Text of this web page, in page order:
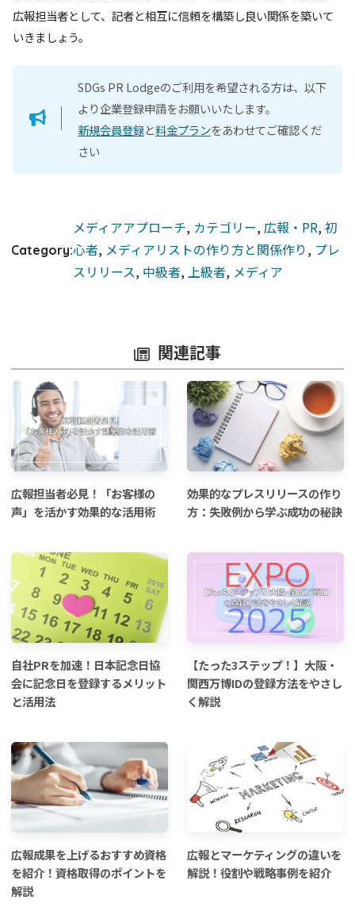
広報担当者として、記者と相互に信頼を構築し良い関係を築いて
いきましょう。
SDGs PR Lodgeのご利用を希望される方は、以下
より企業登録申請をお願いいたします。
新規会員登録と料金プランをあわせてご確認くだ
さい
Category:
メディアアプローチ, カテゴリー, 広報・PR, 初
心者, メディアリストの作り方と関係作り, プレ
スリリース, 中級者, 上級者, メディア
関連記事
広報担当者必見！「お客様の
声」を活かす効果的な活用術
効果的なプレスリリースの作り
方：失敗例から学ぶ成功の秘訣
自社PRを加速！日本記念日協
会に記念日を登録するメリット
と活用法
【たった3ステップ！】大阪・
関西万博IDの登録方法をやさし
く解説
広報成果を上げるおすすめ資格
を紹介！資格取得のポイントを
解説
広報とマーケティングの違いを
解説！役割や戦略事例を紹介